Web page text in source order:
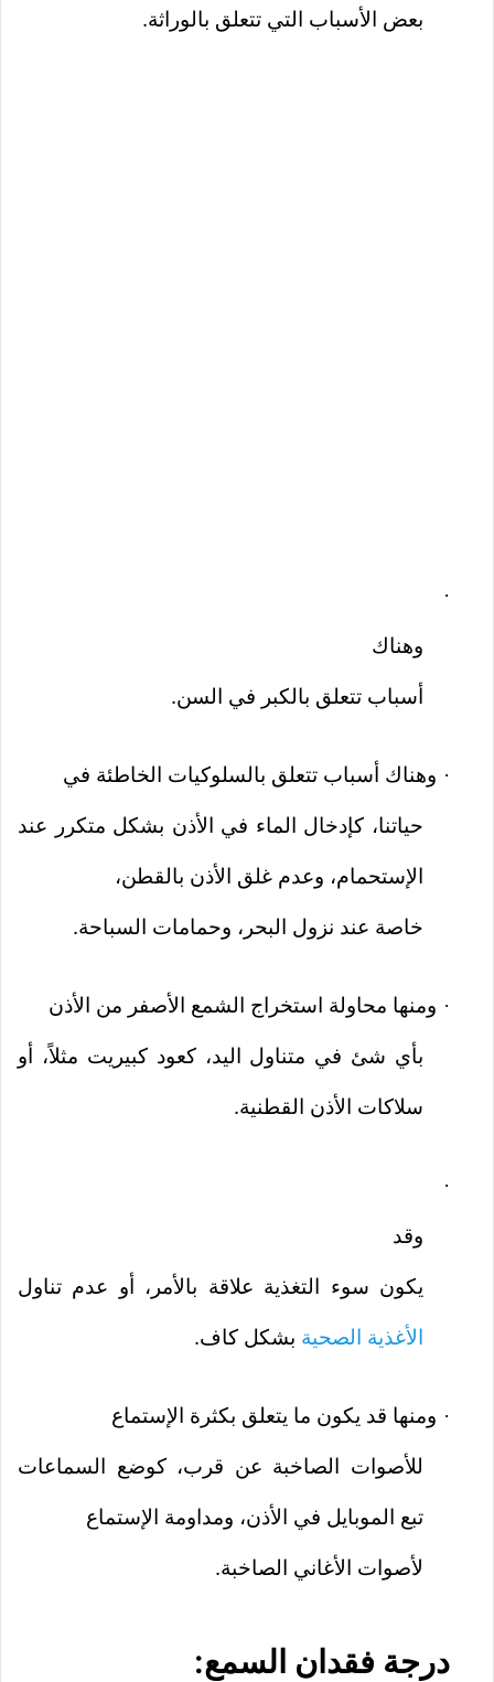
بعض الأسباب التي تتعلق بالوراثة.
·
وهناك
أسباب تتعلق بالكبر في السن.
· وهناك أسباب تتعلق بالسلوكيات الخاطئة في
حياتنا، كإدخال الماء في الأذن بشكل متكرر عند
الإستحمام، وعدم غلق الأذن بالقطن،
خاصة عند نزول البحر، وحمامات السباحة.
· ومنها محاولة استخراج الشمع الأصفر من الأذن
بأي شئ في متناول اليد، كعود كبيريت مثلاً، أو
سلاكات الأذن القطنية.
·
وقد
يكون سوء التغذية علاقة بالأمر، أو عدم تناول
الأغذية الصحية بشكل كاف.
· ومنها قد يكون ما يتعلق بكثرة الإستماع
للأصوات الصاخبة عن قرب، كوضع السماعات
تبع الموبايل في الأذن، ومداومة الإستماع
لأصوات الأغاني الصاخبة.
درجة فقدان السمع: